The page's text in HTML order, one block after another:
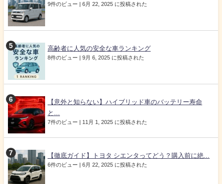
9件のビュー | 6月 22, 2025 に投稿された
高齢者に人気の安全な車ランキング
8件のビュー | 9月 6, 2025 に投稿された
【意外と知らない】ハイブリッド車のバッテリー寿命
と...
7件のビュー | 11月 1, 2025 に投稿された
【徹底ガイド】トヨタ シエンタってどう？購入前に絶...
6件のビュー | 6月 22, 2025 に投稿された